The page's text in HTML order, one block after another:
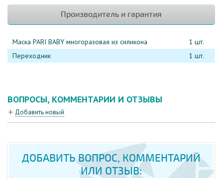
Производитель и гарантия
Маска PARI BABY многоразовая из силикона
1 шт.
Переходник
1 шт.
ВОПРОСЫ, КОММЕНТАРИИ И ОТЗЫВЫ
Добавить новый
ДОБАВИТЬ ВОПРОС, КОММЕНТАРИЙ
ИЛИ ОТЗЫВ: